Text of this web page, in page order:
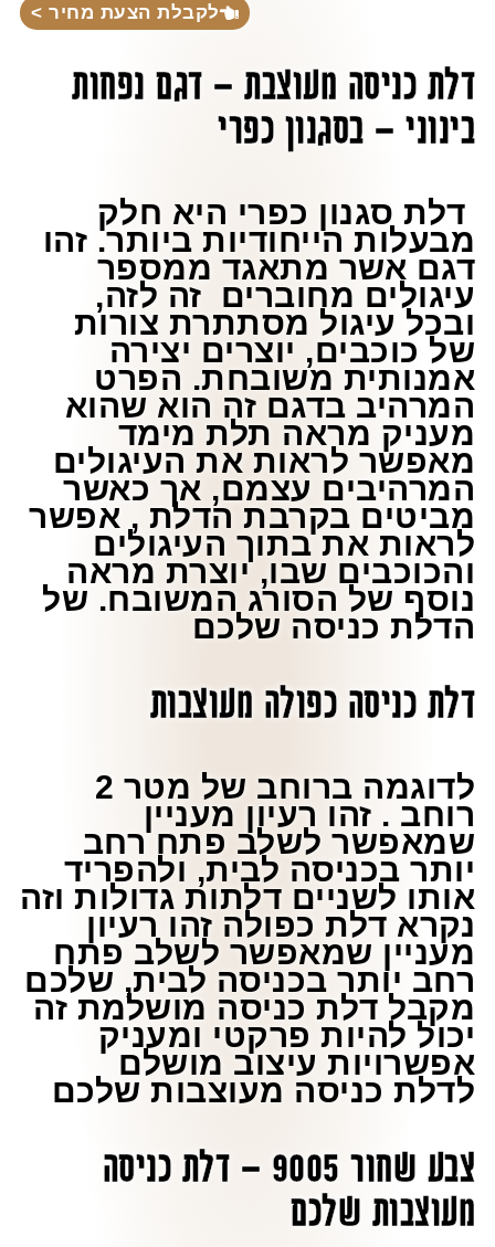
לקבלת הצעת מחיר >
דלת כניסה מעוצבת – דגם נפחות
בינוני – בסגנון כפרי
דלת סגנון כפרי היא חלק
מבעלות הייחודיות ביותר. זהו
דגם אשר מתאגד ממספר
עיגולים מחוברים זה לזה,
ובכל עיגול מסתתרת צורות
של כוכבים, יוצרים יצירה
אמנותית משובחת. הפרט
המרהיב בדגם זה הוא שהוא
מעניק מראה תלת מימד
מאפשר לראות את העיגולים
המרהיבים עצמם, אך כאשר
מביטים בקרבת הדלת , אפשר
לראות את בתוך העיגולים
והכוכבים שבו, יוצרת מראה
נוסף של הסורג המשובח. של
הדלת כניסה שלכם
דלת כניסה כפולה מעוצבות
לדוגמה ברוחב של מטר 2
רוחב . זהו רעיון מעניין
שמאפשר לשלב פתח רחב
יותר בכניסה לבית, ולהפריד
אותו לשניים דלתות גדולות וזה
נקרא דלת כפולה זהו רעיון
מעניין שמאפשר לשלב פתח
רחב יותר בכניסה לבית, שלכם
מקבל דלת כניסה מושלמת זה
יכול להיות פרקטי ומעניק
אפשרויות עיצוב מושלם
לדלת כניסה מעוצבות שלכם
צבע שחור 9005 – דלת כניסה
מעוצבות שלכם